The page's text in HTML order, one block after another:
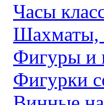
Часы
Шахматы,
Фигуры и
Фигурки